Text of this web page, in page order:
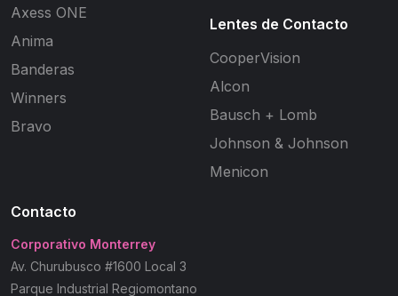
Axess ONE
Anima
Banderas
Winners
Bravo
Lentes de Contacto
CooperVision
Alcon
Bausch + Lomb
Johnson & Johnson
Menicon
Contacto
Corporativo Monterrey
Av. Churubusco #1600 Local 3
Parque Industrial Regiomontano